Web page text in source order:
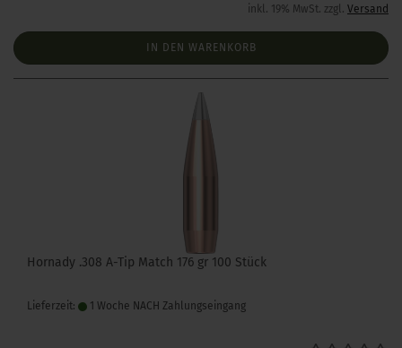
inkl. 19% MwSt. zzgl. Versand
IN DEN WARENKORB
Hornady .308 A-Tip Match 176 gr 100 Stück
Lieferzeit: 1 Woche NACH Zahlungseingang